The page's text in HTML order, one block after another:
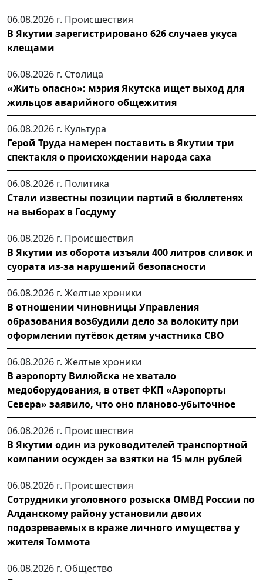
06.08.2026 г. Происшествия
В Якутии зарегистрировано 626 случаев укуса
клещами
06.08.2026 г. Столица
«Жить опасно»: мэрия Якутска ищет выход для
жильцов аварийного общежития
06.08.2026 г. Культура
Герой Труда намерен поставить в Якутии три
спектакля о происхождении народа саха
06.08.2026 г. Политика
Стали известны позиции партий в бюллетенях
на выборах в Госдуму
06.08.2026 г. Происшествия
В Якутии из оборота изъяли 400 литров сливок и
суората из-за нарушений безопасности
06.08.2026 г. Желтые хроники
В отношении чиновницы Управления
образования возбудили дело за волокиту при
оформлении путёвок детям участника СВО
06.08.2026 г. Желтые хроники
В аэропорту Вилюйска не хватало
медоборудования, в ответ ФКП «Аэропорты
Севера» заявило, что оно планово-убыточное
06.08.2026 г. Происшествия
В Якутии один из руководителей транспортной
компании осужден за взятки на 15 млн рублей
06.08.2026 г. Происшествия
Сотрудники уголовного розыска ОМВД России по
Алданскому району установили двоих
подозреваемых в краже личного имущества у
жителя Томмота
06.08.2026 г. Общество